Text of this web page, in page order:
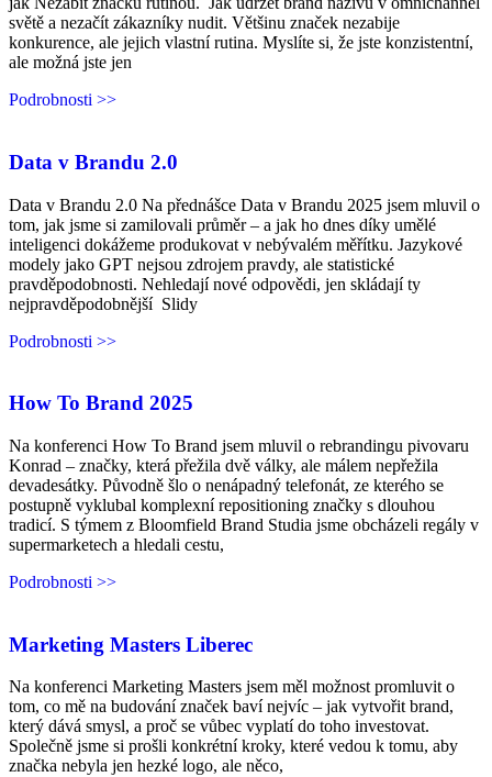
světě a nezačít zákazníky nudit. Většinu značek nezabije
konkurence, ale jejich vlastní rutina. Myslíte si, že jste konzistentní,
ale možná jste jen
Podrobnosti >>
Data v Brandu 2.0
Data v Brandu 2.0 Na přednášce Data v Brandu 2025 jsem mluvil o
tom, jak jsme si zamilovali průměr – a jak ho dnes díky umělé
inteligenci dokážeme produkovat v nebývalém měřítku. Jazykové
modely jako GPT nejsou zdrojem pravdy, ale statistické
pravděpodobnosti. Nehledají nové odpovědi, jen skládají ty
nejpravděpodobnější Slidy
Podrobnosti >>
How To Brand 2025
Na konferenci How To Brand jsem mluvil o rebrandingu pivovaru
Konrad – značky, která přežila dvě války, ale málem nepřežila
devadesátky. Původně šlo o nenápadný telefonát, ze kterého se
postupně vyklubal komplexní repositioning značky s dlouhou
tradicí. S týmem z Bloomfield Brand Studia jsme obcházeli regály v
supermarketech a hledali cestu,
Podrobnosti >>
Marketing Masters Liberec
Na konferenci Marketing Masters jsem měl možnost promluvit o
tom, co mě na budování značek baví nejvíc – jak vytvořit brand,
který dává smysl, a proč se vůbec vyplatí do toho investovat.
Společně jsme si prošli konkrétní kroky, které vedou k tomu, aby
značka nebyla jen hezké logo, ale něco,